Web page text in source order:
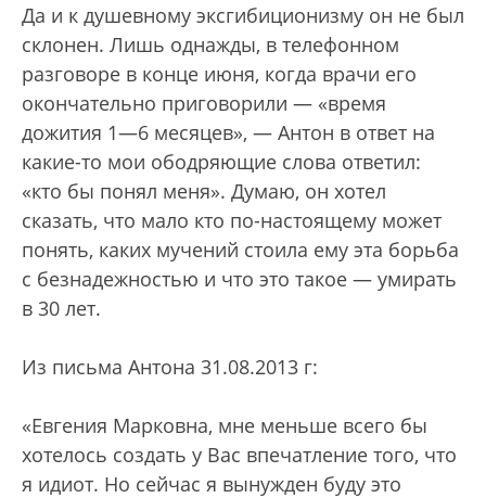
Да и к душевному эксгибиционизму он не был
склонен. Лишь однажды, в телефонном
разговоре в конце июня, когда врачи его
окончательно приговорили — «время
дожития 1—6 месяцев», — Антон в ответ на
какие-то мои ободряющие слова ответил:
«кто бы понял меня». Думаю, он хотел
сказать, что мало кто по-настоящему может
понять, каких мучений стоила ему эта борьба
с безнадежностью и что это такое — умирать
в 30 лет.
Из письма Антона 31.08.2013 г:
«Евгения Марковна, мне меньше всего бы
хотелось создать у Вас впечатление того, что
я идиот. Но сейчас я вынужден буду это